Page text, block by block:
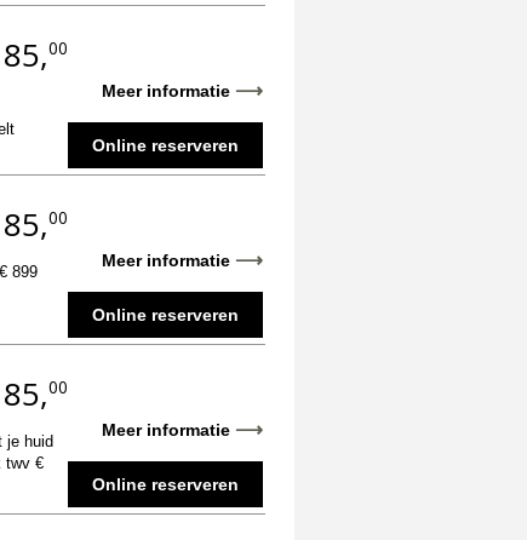
00
Meer informatie ⟶
Online reserveren
899
00
Meer informatie ⟶
Online reserveren
je huid
twv €
00
Meer informatie ⟶
Online reserveren